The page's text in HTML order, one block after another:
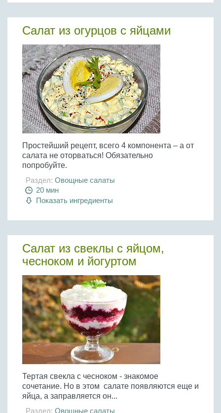
Салат из огурцов с яйцами
Простейший рецепт, всего 4 компонента – а от
салата не оторваться! Обязательно
попробуйте.
Раздел: Овощные салаты
20 мин
Показать ингредиенты
Салат из свеклы с яйцом,
чесноком и йогуртом
Тертая свекла с чесноком - знакомое
сочетание. Но в этом салате появляются еще и
яйца, а заправляется он...
Раздел: Овощные салаты